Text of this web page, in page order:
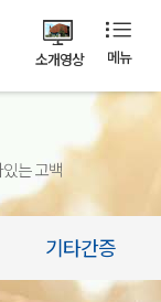
메뉴
소개영상
는 고백
기타간증